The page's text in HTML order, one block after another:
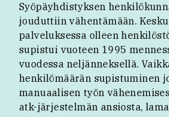
Syöpäyhdistyksen
jouduttiin vähentämään.
palveluksessa olleen
supistui vuoteen 1995
vuodessa neljänneksellä.
henkilömäärän supistuminen
manuaalisen työn
atk-järjestelmän ansiosta,